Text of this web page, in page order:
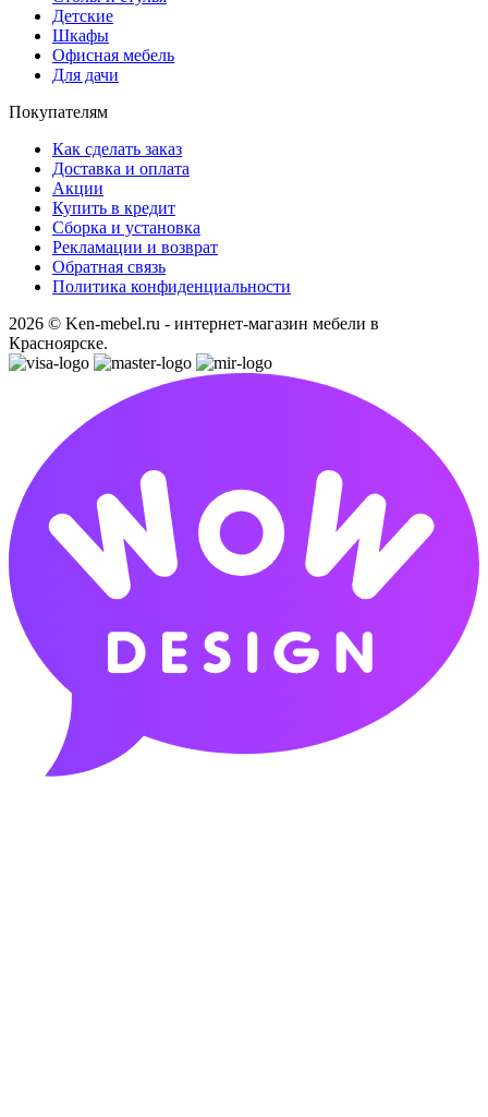
Детские
Шкафы
Офисная мебель
Для дачи
Покупателям
Как сделать заказ
Доставка и оплата
Акции
Купить в кредит
Сборка и установка
Рекламации и возврат
Обратная связь
Политика конфиденциальности
2026 © Ken-mebel.ru - интернет-магазин мебели в
Красноярске.